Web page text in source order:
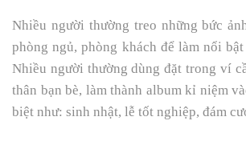
Nhiều người thường treo những bức
phòng ngủ, phòng khách để làm nổi
Nhiều người thường dùng đặt trong ví
thân bạn bè, làm thành album kỉ niệm
biệt như: sinh nhật, lễ tốt nghiệp, đám